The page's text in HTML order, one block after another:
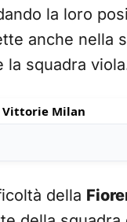
la loro
anche nella
la squadra
Vittorie Milan
della